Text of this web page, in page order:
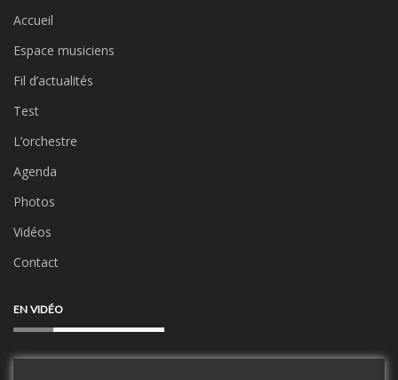
Accueil
Espace musiciens
Fil d’actualités
Test
L’orchestre
Agenda
Photos
Vidéos
Contact
EN VIDÉO